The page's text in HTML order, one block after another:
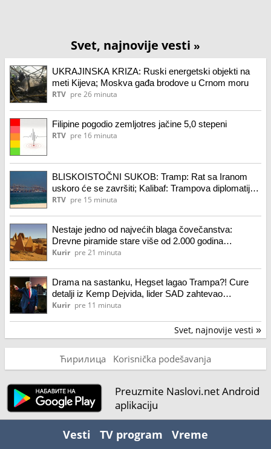
Svet, najnovije vesti »
UKRAJINSKA KRIZA: Ruski energetski objekti na
meti Kijeva; Moskva gađa brodove u Crnom moru
RTV pre 26 minuta
Filipine pogodio zemljotres jačine 5,0 stepeni
RTV pre 16 minuta
BLISKOISTOČNI SUKOB: Tramp: Rat sa Iranom
uskoro će se završiti; Kalibaf: Trampova diplomatija
je propala
RTV pre 15 minuta
Nestaje jedno od najvećih blaga čovečanstva:
Drevne piramide stare više od 2.000 godina
propadaju, stručnjaci upozoravaju na katastrofu
Kurir pre 21 minuta
Drama na sastanku, Hegset lagao Trampa?! Cure
detalji iz Kemp Dejvida, lider SAD zahtevao
objašnjenja
Kurir pre 11 minuta
Svet, najnovije vesti »
Ћирилица Korisnička podešavanja
Preuzmite Naslovi.net Android
aplikaciju
Vesti TV program Vreme